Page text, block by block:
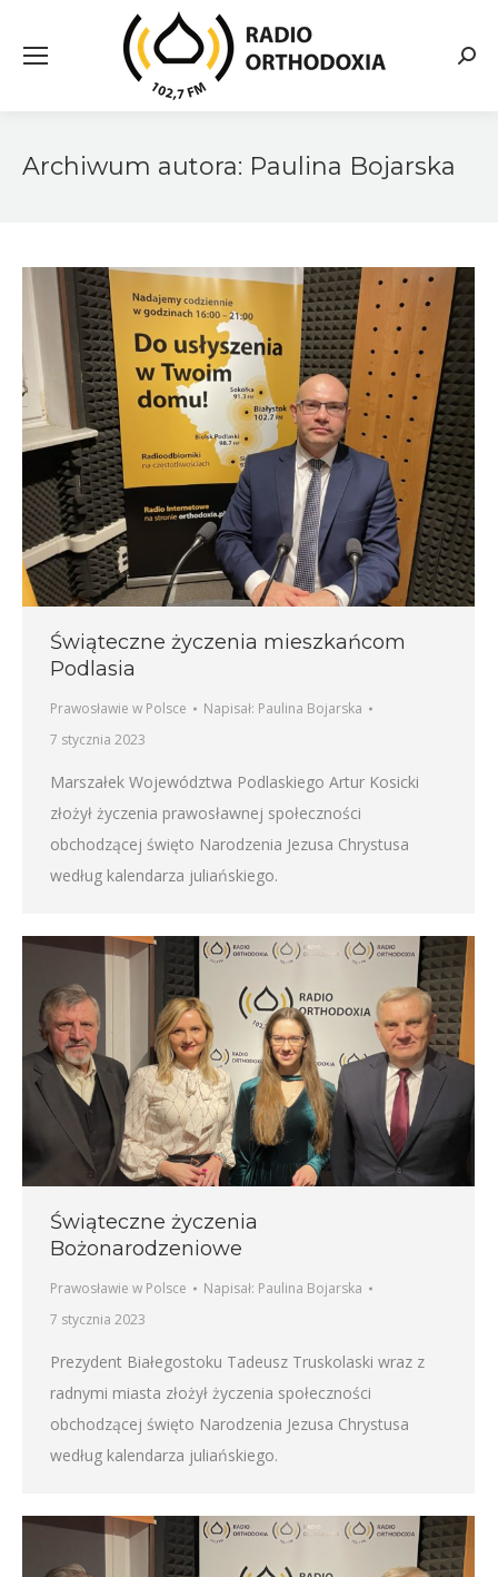
Archiwum autora: Paulina Bojarska
Świąteczne życzenia mieszkańcom
Podlasia
Prawosławie w Polsce Napisał: Paulina Bojarska
7 stycznia 2023
Marszałek Województwa Podlaskiego Artur Kosicki
złożył życzenia prawosławnej społeczności
obchodzącej święto Narodzenia Jezusa Chrystusa
według kalendarza juliańskiego.
Świąteczne życzenia
Bożonarodzeniowe
Prawosławie w Polsce Napisał: Paulina Bojarska
7 stycznia 2023
Prezydent Białegostoku Tadeusz Truskolaski wraz z
radnymi miasta złożył życzenia społeczności
obchodzącej święto Narodzenia Jezusa Chrystusa
według kalendarza juliańskiego.